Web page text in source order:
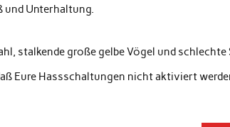
und Unterhaltung.
stalkende große gelbe Vögel und
Eure Hassschaltungen nicht aktiviert